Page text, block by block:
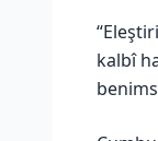
kalbî